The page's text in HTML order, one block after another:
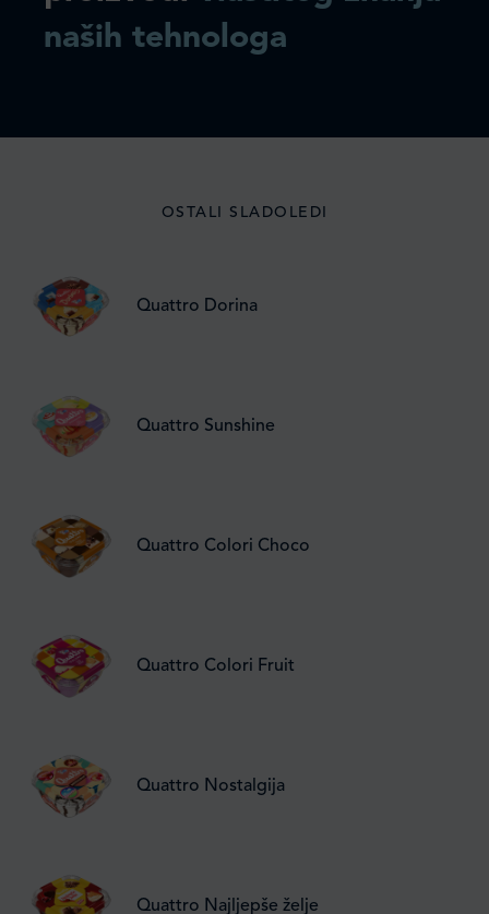
naših tehnologa
OSTALI SLADOLEDI
Quattro Dorina
Quattro Sunshine
Quattro Colori Choco
Quattro Colori Fruit
Quattro Nostalgija
Quattro Najljepše želje